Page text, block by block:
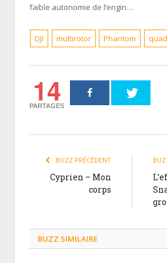
faible autonomie de l’engin…
DJI multirotor Phantom
14
PARTAGES
BUZZ PRÉCÉDENT
Cyprien – Mon
corps
BUZZ SIMILAIRE